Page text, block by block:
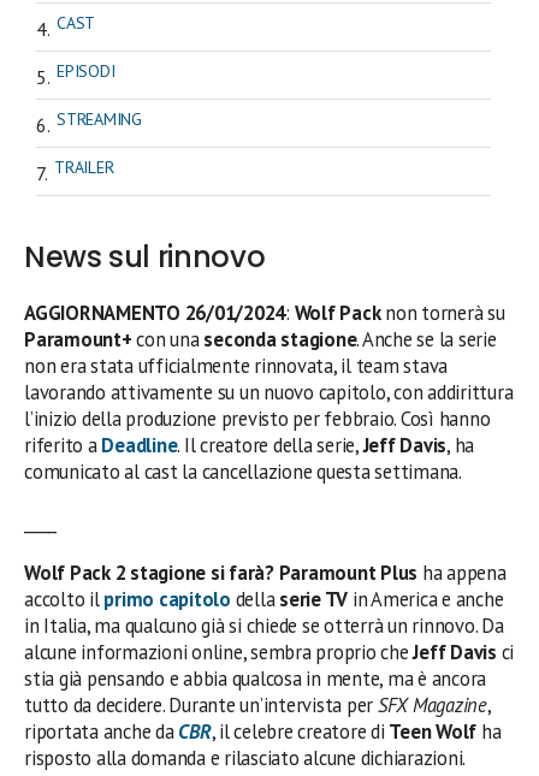
CAST
EPISODI
STREAMING
TRAILER
News sul rinnovo
AGGIORNAMENTO 26/01/2024: Wolf Packnon tornerà su
Paramount+con unaseconda stagione. Anche se la serie
non era stata ufficialmente rinnovata, il team stava
lavorando attivamente su un nuovo capitolo, con addirittura
l’inizio della produzione previsto per febbraio. Così hanno
riferito aDeadline. Il creatore della serie,JeffDavis, ha
comunicato al cast la cancellazione questa settimana.
Wolf Pack 2 stagione si farà? Paramount Plus ha appena
accolto ilprimo capitolo dellaserie TV in America e anche
in Italia, ma qualcuno già si chiede se otterrà un rinnovo. Da
alcune informazioni online, sembra proprio cheJeff Davis ci
stia già pensando e abbia qualcosa in mente, ma è ancora
tutto da decidere. Durante un’intervista perSFX Magazine,
riportata anche daCBR, il celebre creatore di Teen Wolf ha
risposto alla domanda e rilasciato alcune dichiarazioni.